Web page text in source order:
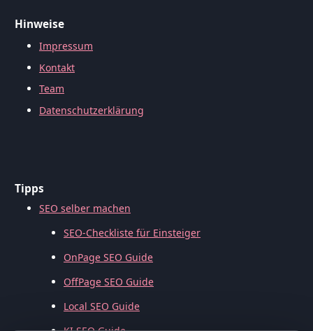
Hinweise
Impressum
Kontakt
Team
Datenschutzerklärung
Tipps
SEO selber machen
SEO-Checkliste für Einsteiger
OnPage SEO Guide
OffPage SEO Guide
Local SEO Guide